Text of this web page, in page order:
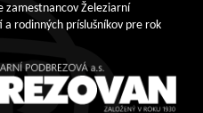
zamestnancov Železiarní
a rodinných príslušníkov pre rok